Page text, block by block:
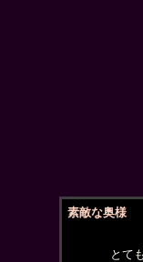
素敵な奥様
とて